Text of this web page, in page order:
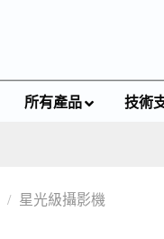
所有產品 技術
/ 星光級攝影機